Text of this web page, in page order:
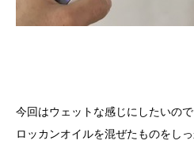
今回はウェットな感じにしたいの
ロッカンオイルを混ぜたものをしっ